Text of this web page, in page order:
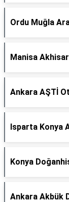
Ordu Muğla
Manisa
Ankara AŞTİ
Isparta Konya
Konya
Ankara Akbük